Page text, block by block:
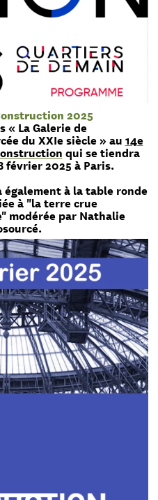
2025
« La Galerie de
du XXIe siècle » au 14e
qui se tiendra
février 2025 à Paris.
à la table ronde
à "la terre crue
modérée par Nathalie